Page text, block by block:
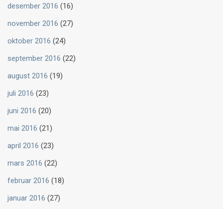
desember 2016 (16)
november 2016 (27)
oktober 2016 (24)
september 2016 (22)
august 2016 (19)
juli 2016 (23)
juni 2016 (20)
mai 2016 (21)
april 2016 (23)
mars 2016 (22)
februar 2016 (18)
januar 2016 (27)